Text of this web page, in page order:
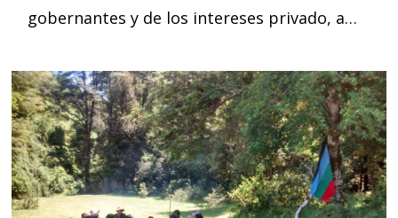
gobernantes y de los intereses privado, a…